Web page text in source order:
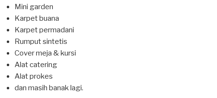
Mini garden
Karpet buana
Karpet permadani
Rumput sintetis
Cover meja & kursi
Alat catering
Alat prokes
dan masih banak lagi.